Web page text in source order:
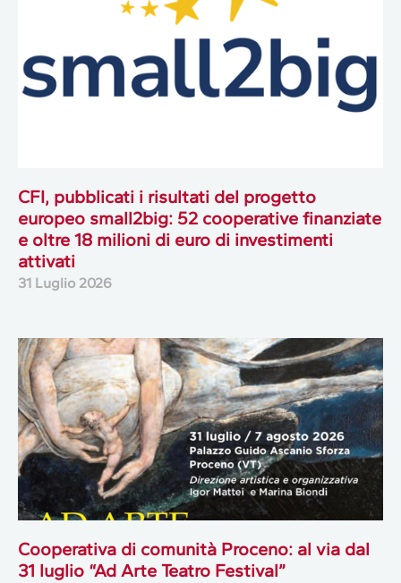
CFI, pubblicati i risultati del progetto
europeo small2big: 52 cooperative finanziate
e oltre 18 milioni di euro di investimenti
attivati
31 Luglio 2026
Cooperativa di comunità Proceno: al via dal
31 luglio “Ad Arte Teatro Festival”